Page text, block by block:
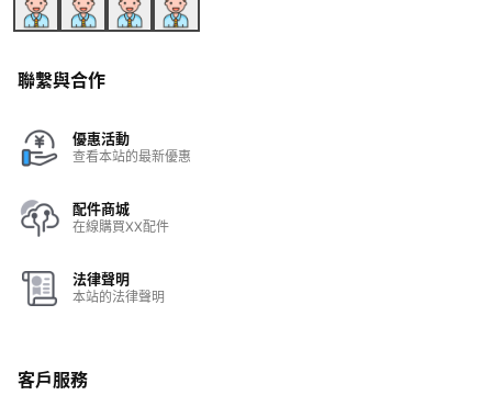
聯繫與合作
優惠活動
查看本站的最新優惠
配件商城
在線購買XX配件
法律聲明
本站的法律聲明
客戶服務